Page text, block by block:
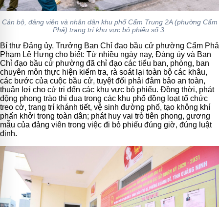
Cán bộ, đảng viên và nhân dân khu phố Cẩm Trung 2A (phường Cẩm
Phả) trang trí khu vực bỏ phiếu số 3.
Bí thư Đảng ủy, Trưởng Ban Chỉ đạo bầu cử phường Cẩm Phả
Phạm Lê Hưng cho biết: Từ nhiều ngày nay, Đảng ủy và Ban
Chỉ đạo bầu cử phường đã chỉ đạo các tiểu ban, phòng, ban
chuyên môn thực hiện kiểm tra, rà soát lại toàn bộ các khâu,
các bước của cuộc bầu cử, tuyệt đối phải đảm bảo an toàn,
thuận lợi cho cử tri đến các khu vực bỏ phiếu. Đồng thời, phát
động phong trào thi đua trong các khu phố đồng loạt tổ chức
treo cờ, trang trí khánh tiết, vệ sinh đường phố, tạo không khí
phấn khởi trong toàn dân; phát huy vai trò tiên phong, gương
mẫu của đảng viên trong việc đi bỏ phiếu đúng giờ, đúng luật
định.